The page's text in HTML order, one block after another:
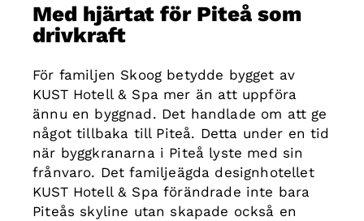
Med hjärtat för Piteå som
drivkraft
För familjen Skoog betydde bygget av
KUST Hotell & Spa mer än att uppföra
ännu en byggnad. Det handlade om att ge
något tillbaka till Piteå. Detta under en tid
när byggkranarna i Piteå lyste med sin
frånvaro. Det familjeägda designhotellet
KUST Hotell & Spa förändrade inte bara
Piteås skyline utan skapade också en